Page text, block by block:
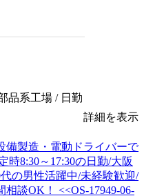
品系工場 / 日勤
詳細を表示